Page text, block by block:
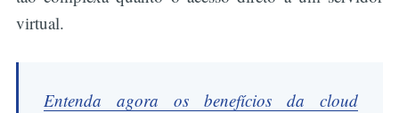
virtual.
Entenda agora os benefícios da cloud